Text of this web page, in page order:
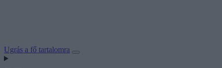
Ugrás a fő tartalomra